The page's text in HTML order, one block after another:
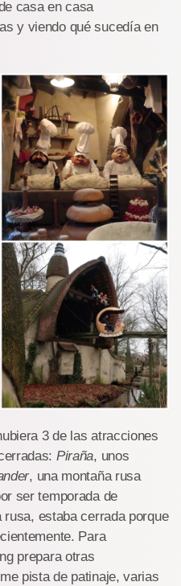
casa en casa
y viendo qué sucedía en
3 de las atracciones
Piraña, unos
, una montaña rusa
ser temporada de
rusa, estaba cerrada porque
Para
prepara otras
pista de patinaje, varias